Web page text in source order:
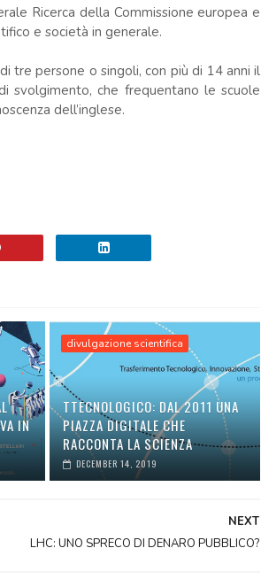
Ricerca della Commissione europea e
e società in generale.
tre persone o singoli, con più di 14 anni il
svolgimento, che frequentano le scuole
dell’inglese.
IN
divulgazione scientifica
TTECNOLOGICO: DAL 2011 UNA
PIAZZA DIGITALE CHE
RACCONTA LA SCIENZA
DECEMBER 14, 2019
NEXT
LHC: UNO SPRECO DI DENARO PUBBLICO?